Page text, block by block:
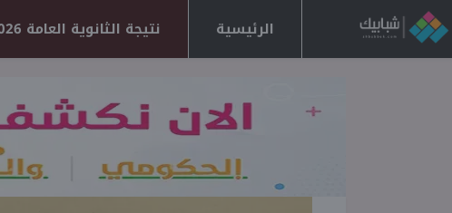
الرئيسية نتيجة الثانوية العامة 2026